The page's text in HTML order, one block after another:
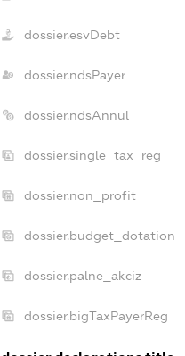
dossier.esvDebt
dossier.ndsPayer
dossier.ndsAnnul
dossier.single_tax_reg
dossier.non_profit
dossier.budget_dotation
dossier.palne_akciz
dossier.bigTaxPayerReg